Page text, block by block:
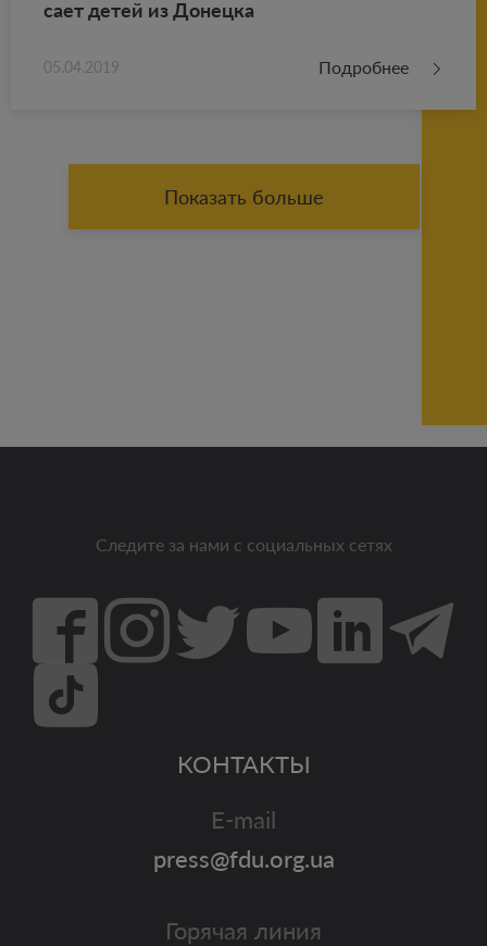
са­ет детей из До­нец­ка
05.04.2019 Подробнее
Показать больше
Следите за нами с социальных сетях
КОНТАКТЫ
E-mail
press@fdu.org.ua
Горячая линия